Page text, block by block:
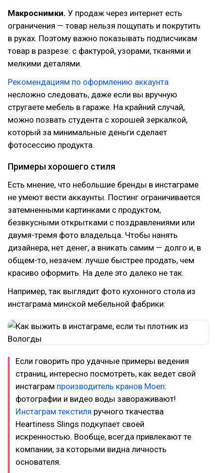
Макроснимки. У продаж через интернет есть
ограничения — товар нельзя пощупать и покрутить
в руках. Поэтому важно показывать подписчикам
товар в разрезе: с фактурой, узорами, тканями и
мелкими деталями.
Рекомендациям по оформлению аккаунта
несложно следовать, даже если вы вручную
стругаете мебель в гараже. На крайний случай,
можно позвать студента с хорошей зеркалкой,
который за минимальные деньги сделает
фотосессию продукта.
Примеры хорошего стиля
Есть мнение, что небольшие бренды в инстаграме
не умеют вести аккаунты. Постинг ограничивается
затемненными картинками с продуктом,
безвкусными открытками с поздравлениями или
двумя-тремя фото владельца. Чтобы нанять
дизайнера, нет денег, а вникать самим — долго и, в
общем-то, незачем: лучше быстрее продать, чем
красиво оформить. На деле это далеко не так.
Например, так выглядит фото кухонного стола из
инстаграма минской мебельной фабрики:
Если говорить про удачные примеры ведения
страниц, интересно посмотреть, как ведет свой
инстаграм производитель кранов Moen:
фотографии и видео воды завораживают!
Инстаграм текстиля ручного ткачества
Heartiness Slings подкупает своей
искренностью. Вообще, всегда привлекают те
компании, за которыми видна личность
основателя.